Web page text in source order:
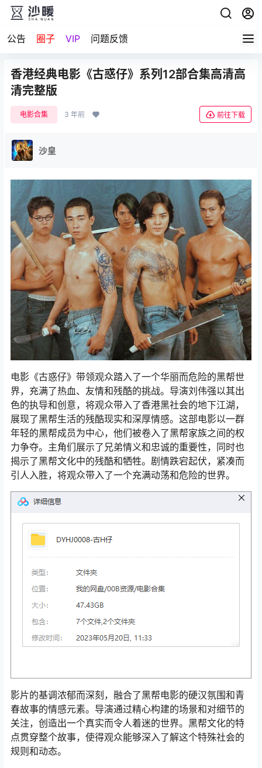
公告 圈子 VIP 问题反馈
香港经典电影《古惑仔》系列12部合集高清高
清完整版
电影合集 3 年前 前往下载
沙皇
电影《古惑仔》带领观众踏入了一个华丽而危险的黑帮世
界，充满了热血、友情和残酷的挑战。导演刘伟强以其出
色的执导和创意，将观众带入了香港黑社会的地下江湖，
展现了黑帮生活的残酷现实和深厚情感。这部电影以一群
年轻的黑帮成员为中心，他们被卷入了黑帮家族之间的权
力争夺。主角们展示了兄弟情义和忠诚的重要性，同时也
揭示了黑帮文化中的残酷和牺牲。剧情跌宕起伏，紧凑而
引人入胜，将观众带入了一个充满动荡和危险的世界。
影片的基调浓郁而深刻，融合了黑帮电影的硬汉氛围和青
春故事的情感元素。导演通过精心构建的场景和对细节的
关注，创造出一个真实而令人着迷的世界。黑帮文化的特
点贯穿整个故事，使得观众能够深入了解这个特殊社会的
规则和动态。